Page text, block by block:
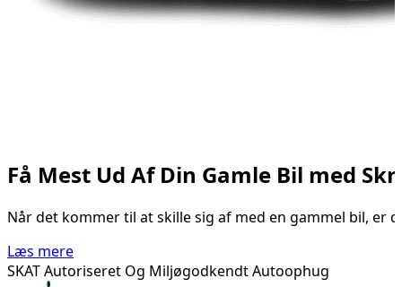
Få Mest Ud Af Din Gamle Bil med
Når det kommer til at skille sig af med en gammel bil,
Læs mere
SKAT Autoriseret Og Miljøgodkendt Autoophug